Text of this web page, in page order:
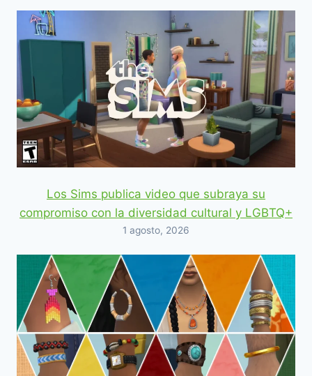
Los Sims publica video que subraya su
compromiso con la diversidad cultural y LGBTQ+
1 agosto, 2026